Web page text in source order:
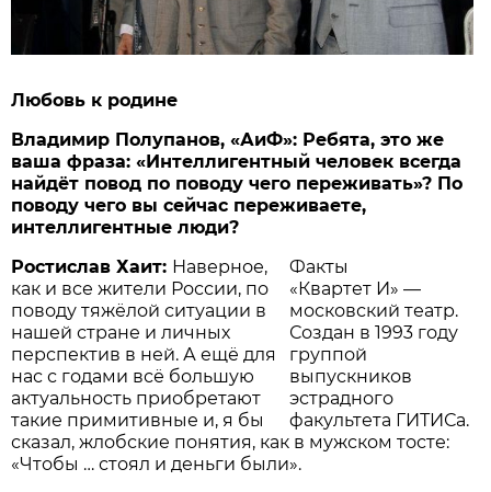
Любовь к родине
Владимир Полупанов, «АиФ»: Ребята, это же
ваша фраза: «Интеллигентный человек всегда
найдёт повод по поводу чего переживать»? По
поводу чего вы сейчас переживаете,
интеллигентные люди?
Факты
«Квартет И» —
московский театр.
Создан в 1993 году
группой
выпускников
эстрадного
факультета ГИТИСа.
Ростислав Хаит: Наверное,
как и все жители России, по
поводу тяжёлой ситуации в
нашей стране и личных
перспектив в ней. А ещё для
нас с годами всё большую
актуальность приобретают
такие примитивные и, я бы
сказал, жлобские понятия, как в мужском тосте:
«Чтобы … стоял и деньги были».